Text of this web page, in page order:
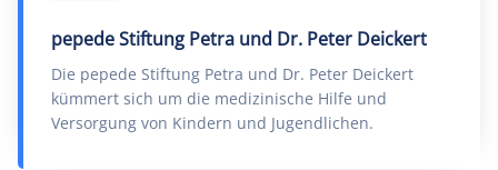
pepede Stiftung Petra und Dr. Peter Deickert
Die pepede Stiftung Petra und Dr. Peter Deickert
kümmert sich um die medizinische Hilfe und
Versorgung von Kindern und Jugendlichen.